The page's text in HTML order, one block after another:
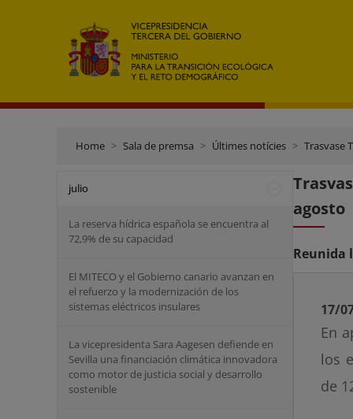
Home Sala de premsa Últimes notícies Trasvase
julio
La reserva hídrica española se encuentra al
72,9% de su capacidad
El MITECO y el Gobierno canario avanzan en
el refuerzo y la modernización de los
sistemas eléctricos insulares
La vicepresidenta Sara Aagesen defiende en
Sevilla una financiación climática innovadora
como motor de justicia social y desarrollo
sostenible
agosto
Reunida
17/
En
los
de